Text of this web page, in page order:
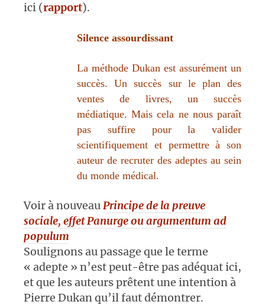
ici (rapport).
Silence assourdissant
La méthode Dukan est assurément un
succès. Un succès sur le plan des
ventes de livres, un succès
médiatique. Mais cela ne nous paraît
pas suffire pour la valider
scientifiquement et permettre à son
auteur de recruter des adeptes au sein
du monde médical.
Voir à nouveauPrincipe de la preuve
sociale, effet Panurge ou argumentum ad
populum
Soulignons au passage que le terme
« adepte » n’est peut-être pas adéquat ici,
et que les auteurs prêtent une intention à
Pierre Dukan qu’il faut démontrer.